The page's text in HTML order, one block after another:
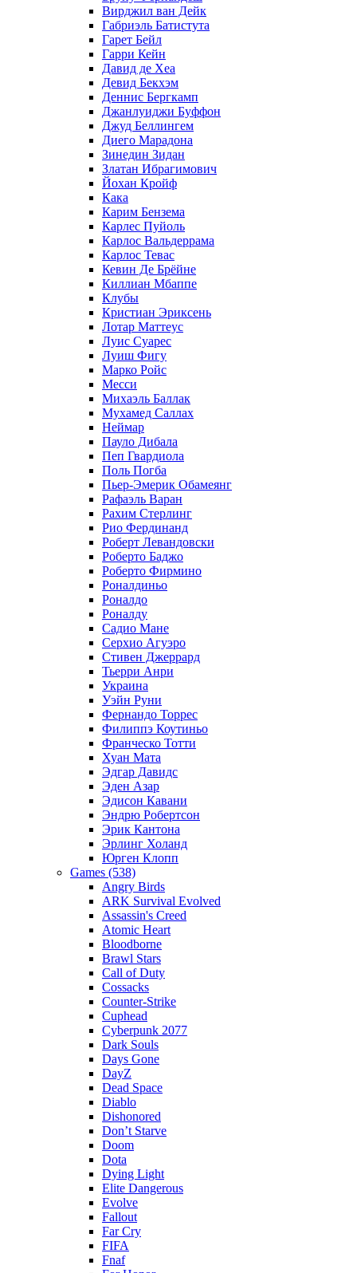
Вирджил ван Дейк
Габриэль Батистута
Гарет Бейл
Гарри Кейн
Давид де Хеа
Девид Бекхэм
Деннис Бергкамп
Джанлуиджи Буффон
Джуд Беллингем
Диего Марадона
Зинедин Зидан
Златан Ибрагимович
Йохан Кройф
Кака
Карим Бензема
Карлес Пуйоль
Карлос Вальдеррама
Карлос Тевас
Кевин Де Брёйне
Киллиан Мбаппе
Клубы
Кристиан Эриксень
Лотар Маттеус
Луис Суарес
Луиш Фигу
Марко Ройс
Месси
Михаэль Баллак
Мухамед Саллах
Неймар
Пауло Дибала
Пеп Гвардиола
Поль Погба
Пьер-Эмерик Обамеянг
Рафаэль Варан
Рахим Стерлинг
Рио Фердинанд
Роберт Левандовски
Роберто Баджо
Роберто Фирмино
Роналдиньо
Роналдо
Роналду
Садио Мане
Серхио Агуэро
Стивен Джеррард
Тьерри Анри
Украина
Уэйн Руни
Фернандо Торрес
Филиппэ Коутиньо
Франческо Тотти
Хуан Мата
Эдгар Давидс
Эден Азар
Эдисон Кавани
Эндрю Робертсон
Эрик Кантона
Эрлинг Холанд
Юрген Клопп
Games (538)
Angry Birds
ARK Survival Evolved
Assassin's Creed
Atomic Heart
Bloodborne
Brawl Stars
Call of Duty
Cossacks
Counter-Strike
Cuphead
Cyberpunk 2077
Dark Souls
Days Gone
DayZ
Dead Space
Diablo
Dishonored
Don’t Starve
Doom
Dota
Dying Light
Elite Dangerous
Evolve
Fallout
Far Cry
FIFA
Fnaf